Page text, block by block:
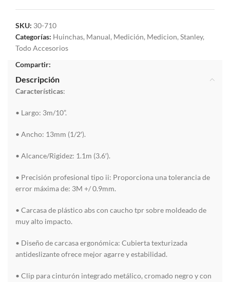
SKU: 30-710
Categorías: Huinchas, Manual, Medición, Medicion, Stanley,
Todo Accesorios
Compartir:
Descripción
Características:
• Largo: 3m/10”.
• Ancho: 13mm (1/2′).
• Alcance/Rigidez: 1.1m (3.6′).
• Precisión profesional tipo ii: Proporciona una tolerancia de
error máxima de: 3M +/ 0.9mm.
• Carcasa de plástico abs con caucho tpr sobre moldeado de
muy alto impacto.
• Diseño de carcasa ergonómica: Cubierta texturizada
antideslizante ofrece mejor agarre y estabilidad.
• Clip para cinturón integrado metálico, cromado negro y con